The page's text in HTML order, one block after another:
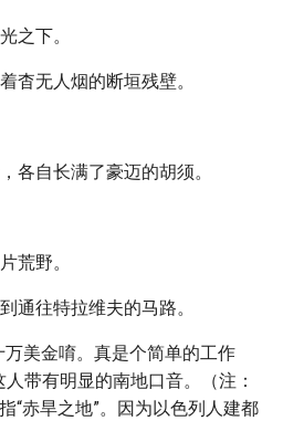
之下。
杳无人烟的断垣残壁。
各自长满了豪迈的胡须。
荒野。
通往特拉维夫的马路。
美金唷。真是个简单的工作
带有明显的南地口音。（注：
“赤旱之地”。因为以色列人建都